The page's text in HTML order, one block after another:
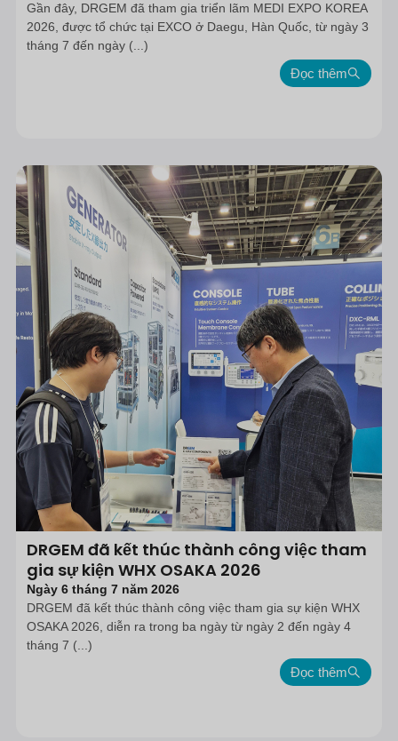
Gần đây, DRGEM đã tham gia triển lãm MEDI EXPO KOREA
2026, được tổ chức tại EXCO ở Daegu, Hàn Quốc, từ ngày 3
tháng 7 đến ngày (...)
Đọc thêm
DRGEM đã kết thúc thành công việc tham
gia sự kiện WHX OSAKA 2026
Ngày 6 tháng 7 năm 2026
DRGEM đã kết thúc thành công việc tham gia sự kiện WHX
OSAKA 2026, diễn ra trong ba ngày từ ngày 2 đến ngày 4
tháng 7 (...)
Đọc thêm